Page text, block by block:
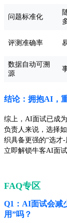
问题标准化
评测准确率
数据自动可溯
源
结论：拥抱AI，
综上，AI面试已成
负责人来说，选择
织具备更强的“选才-
立即解锁牛客AI面
FAQ专区
Q1：AI面试会减
用”吗？